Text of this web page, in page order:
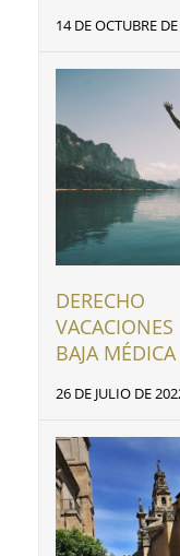
14 DE OCTUBRE
BAJA MÉDICA
26 DE JULIO DE